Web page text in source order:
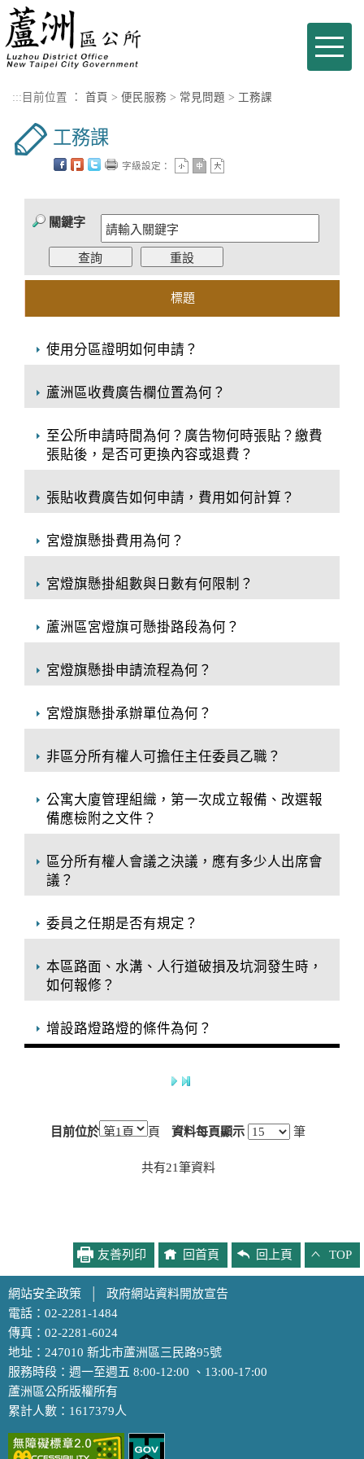
進入內容區塊
Toggle
::: 目前位置 ： 首頁 > 便民服務 > 常見問題 > 工務課
工務課
字級設定：
關鍵字
標題
使用分區證明如何申請？
蘆洲區收費廣告欄位置為何？
至公所申請時間為何？廣告物何時張貼？繳費
張貼後，是否可更換內容或退費？
張貼收費廣告如何申請，費用如何計算？
宮燈旗懸掛費用為何？
宮燈旗懸掛組數與日數有何限制？
蘆洲區宮燈旗可懸掛路段為何？
宮燈旗懸掛申請流程為何？
宮燈旗懸掛承辦單位為何？
非區分所有權人可擔任主任委員乙職？
公寓大廈管理組織，第一次成立報備、改選報
備應檢附之文件？
區分所有權人會議之決議，應有多少人出席會
議？
委員之任期是否有規定？
本區路面、水溝、人行道破損及坑洞發生時，
如何報修？
增設路燈路燈的條件為何？
目前位於 頁 資料每頁顯示 筆
共有21筆資料
友善列印 回首頁 回上頁 TOP
網站安全政策
政府網站資料開放宣告
電話：02-2281-1484
傳真：02-2281-6024
地址：247010 新北市蘆洲區三民路95號
服務時段：週一至週五 8:00-12:00 、13:00-17:00
蘆洲區公所版權所有
累計人數：1617379人